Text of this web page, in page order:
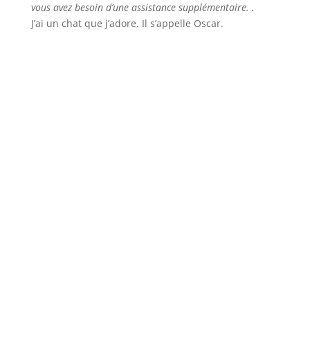
vous avez besoin d’une assistance supplémentaire. .
J’ai un chat que j’adore. Il s’appelle Oscar.